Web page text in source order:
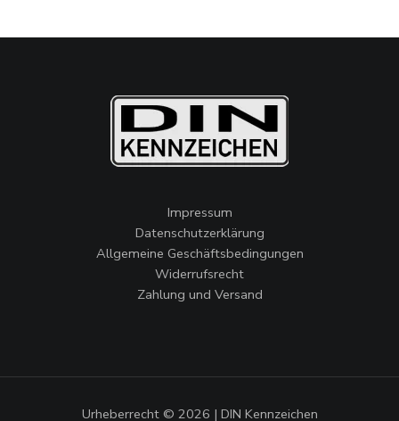
Impressum
Datenschutzerklärung
Allgemeine Geschäftsbedingungen
Widerrufsrecht
Zahlung und Versand
Urheberrecht © 2026 | DIN Kennzeichen